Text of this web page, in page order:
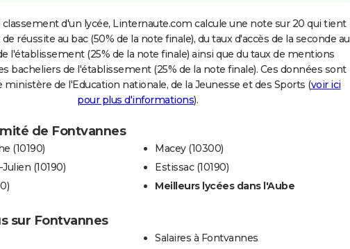
d'un lycée, Linternaute.com calcule une note sur 20 qui tient
réussite au bac (50% de la note finale), du taux d'accès de la seconde au
l'établissement (25% de la note finale) ainsi que du taux de mentions
bacheliers de l'établissement (25% de la note finale). Ces données sont
ministère de l'Education nationale, de la Jeunesse et des Sports (voir ici
pour plus d'informations).
de Fontvannes
(10190)
(10190)
Macey (10300)
Estissac (10190)
Meilleurs lycées dans l'Aube
sur Fontvannes
Salaires à Fontvannes